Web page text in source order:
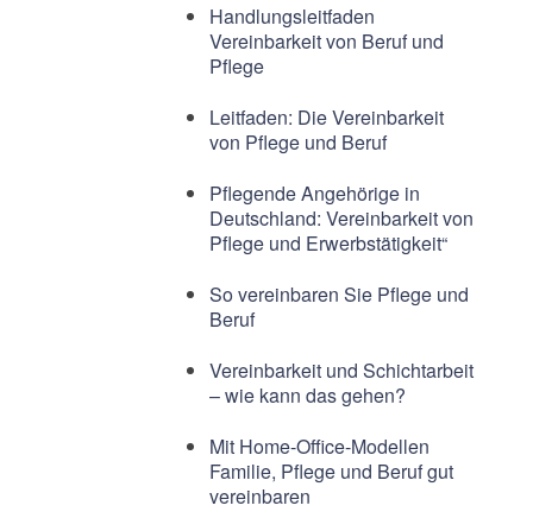
Handlungsleitfaden
Vereinbarkeit von Beruf und
Pflege
Leitfaden: Die Vereinbarkeit
von Pflege und Beruf
Pflegende Angehörige in
Deutschland: Vereinbarkeit von
Pflege und Erwerbstätigkeit“
So vereinbaren Sie Pflege und
Beruf
Vereinbarkeit und Schichtarbeit
– wie kann das gehen?
Mit Home-Office-Modellen
Familie, Pflege und Beruf gut
vereinbaren